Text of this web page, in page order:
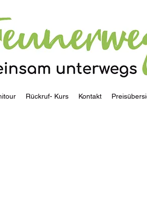
Rückruf- Kurs Kontakt